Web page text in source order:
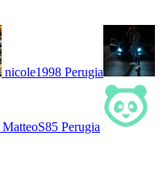
nicole1998 Perugia
MatteoS85 Perugia